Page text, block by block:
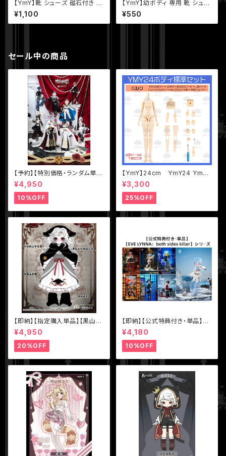
【YmY】靴 シューズ 磁石付き Y
mYドール オビツ11 ob11 人形
服 ドール服 洋服
¥1,100
【YmY】幼ボディ 専用 靴 シュー
ズ YmYドール
¥550
セール中の商品
【予約】【特別価格・ランダム単
品】【千頌礼宴】シリーズ【悸動瞬
息】1/8 MJD ブラインドドール
¥4,950
10%OFF
【YmY】24cm YmY24 YmY
ドール YmYボディ ミルク ピュ
アホワイト
¥3,300
25%OFF
【即納】【指定購入単品】【黒山
羊】1/12 BJD ブラインドドール
【Nyssa（ニサ）怪談夢魘】シリ
ーズ【数量限定】
¥4,950
20%OFF
【即納】【公式特典付き・単品】【E
VE LYNNA：both sides kille
r】シリーズ【Neo Eden Toys】
MJD ブラインドドール
¥4,180
10%OFF